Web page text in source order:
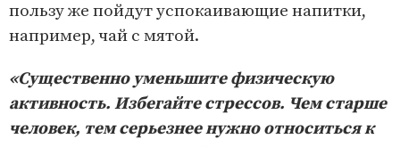
пользу же пойдут успокаивающие напитки,
например, чай с мятой.
«Существенно уменьшите физическую
активность. Избегайте стрессов. Чем старше
человек, тем серьезнее нужно относиться к